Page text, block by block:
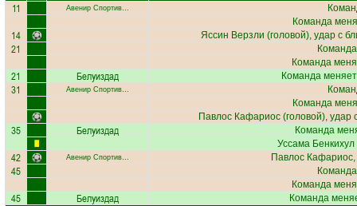
11 Авенир Спортив…
Команда
14 Яссин Верзли (головой), удар с
21
Команда
21 Белуиздад Команда
31 Авенир Спортив…
Команда
Павлос Кафариос(головой), удар
35 Белуиздад
Команда
Уссама Бенкихул
42 Авенир Спортив… Павлос Кафариос
45
Команда
45 Белуиздад Команда